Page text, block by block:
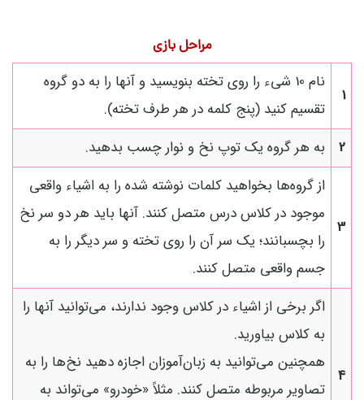
مراحل بازی
1
نام 10 شیء را روی تخته بنویسید و آنها را به دو گروه
تقسیم کنید (پنج کلمه در هر طرف تخته).
2
به هر گروه یک توپ نخ و نوار چسب بدهید.
3
از گروه‌ها بخواهید کلمات نوشته شده را به اشیاء واقعی
موجود در کلاس درس متصل کنند. آنها باید هر دو سر نخ
را بچسبانند؛ یک سر آن را روی تخته و سر دیگر را به
جسم واقعی متصل کنند.
4
اگر برخی از اشیاء در کلاس وجود ندارند، می‌توانید آنها را
به کلاس بیاورید.
همچنین می‌توانید به زبان‌آموزان اجازه دهید نخ‌ها را به
تصاویر مربوطه متصل کنند. مثلاً «خودرو» می‌تواند به